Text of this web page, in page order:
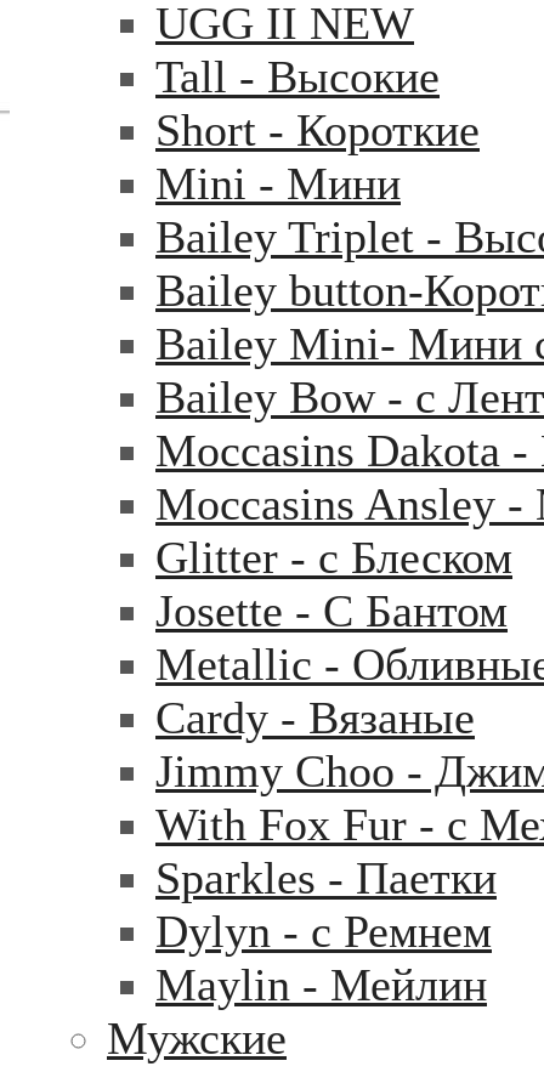
UGG II NEW
Tall - Высокие
Short - Короткие
Mini - Mини
Bailey Triplet -
Bailey button-
Bailey Mini- Мини
Bailey Bow - с
Moccasins Dakota
Moccasins Ansley
Glitter - с Блеском
Josette - С Бантом
Metallic -
Cardy - Вязаные
Jimmy Choo -
With Fox Fur - с
Sparkles - Паетки
Dylyn - с Ремнем
Maylin - Мейлин
Мужские